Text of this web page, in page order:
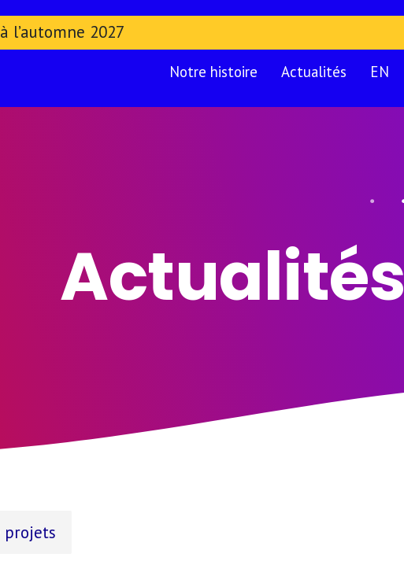
l’automne 2027
Notre histoire Actualités EN
Actualités
projets